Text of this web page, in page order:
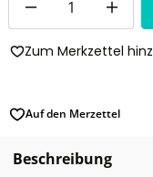
Zum Merkzettel
Auf den Merzettel
Beschreibung